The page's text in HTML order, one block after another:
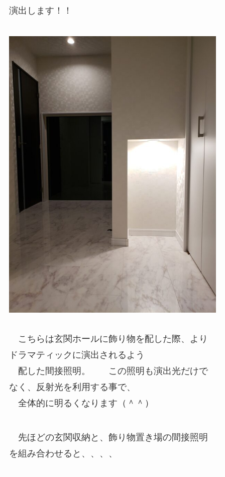
演出します！！
こちらは玄関ホールに飾り物を配した際、より
ドラマティックに演出されるよう
配した間接照明。 この照明も演出光だけで
なく、反射光を利用する事で、
全体的に明るくなります（＾＾）
先ほどの玄関収納と、飾り物置き場の間接照明
を組み合わせると、、、、